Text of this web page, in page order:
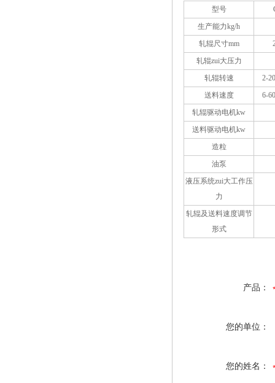
型号
生产能力kg/h
轧辊尺寸mm
轧辊zui大压力
轧辊转速
2-
送料速度
6-
轧辊驱动电机kw
送料驱动电机kw
造粒
油泵
液压系统zui大工作压
力
轧辊及送料速度调节
形式
产品：
您的单位：
您的姓名：